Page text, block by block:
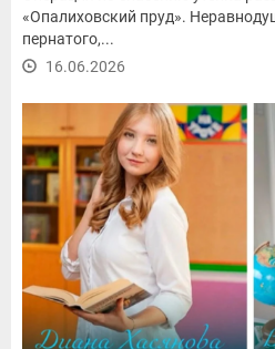
«Опалиховский пруд».
пернатого,...
16.06.2026